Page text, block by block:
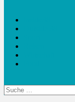
Suche
nach: